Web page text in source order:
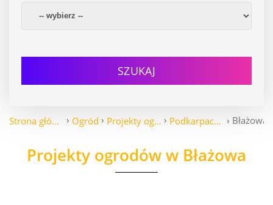
SZUKAJ
Strona główna Ogród Projekty ogrodów Podkarpackie Błażowa
Projekty ogrodów w Błażowa